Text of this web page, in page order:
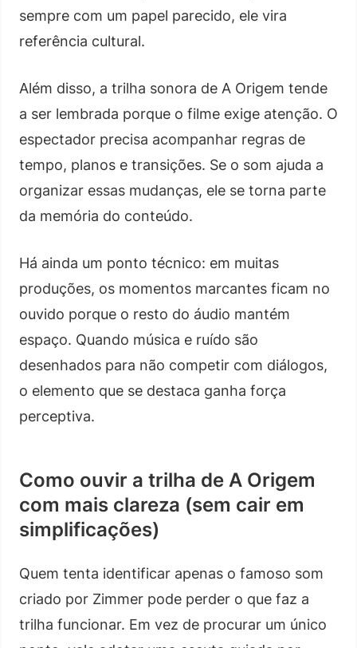
sempre com um papel parecido, ele vira
referência cultural.
Além disso, a trilha sonora de A Origem tende
a ser lembrada porque o filme exige atenção. O
espectador precisa acompanhar regras de
tempo, planos e transições. Se o som ajuda a
organizar essas mudanças, ele se torna parte
da memória do conteúdo.
Há ainda um ponto técnico: em muitas
produções, os momentos marcantes ficam no
ouvido porque o resto do áudio mantém
espaço. Quando música e ruído são
desenhados para não competir com diálogos,
o elemento que se destaca ganha força
perceptiva.
Como ouvir a trilha de A Origem
com mais clareza (sem cair em
simplificações)
Quem tenta identificar apenas o famoso som
criado por Zimmer pode perder o que faz a
trilha funcionar. Em vez de procurar um único